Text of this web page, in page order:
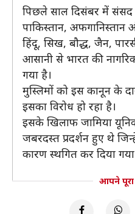
पिछले साल दिसंबर में संसद
पाकिस्तान,
हिंदू, सिख, बौद्ध, जैन,
आसानी से भारत की
गया है।
मुस्लिमों को इस कानून के
इसका विरोध हो रहा है।
इसके खिलाफ जामिया
जबरदस्त प्रदर्शन हुए थे
कारण स्थगित कर दिया
आपने पूरा